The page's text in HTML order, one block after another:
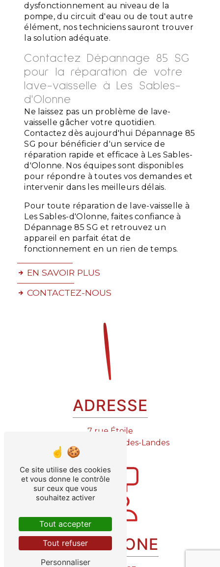
dysfonctionnement au niveau de la
pompe, du circuit d'eau ou de tout autre
élément, nos techniciens sauront trouver
la solution adéquate.
Contactez Dépannage 85 SG
pour la réparation de votre
lave-vaisselle à Les Sables-
d'Olonne
Ne laissez pas un problème de lave-
vaisselle gâcher votre quotidien.
Contactez dès aujourd'hui Dépannage 85
SG pour bénéficier d'un service de
réparation rapide et efficace à Les Sables-
d'Olonne. Nos équipes sont disponibles
pour répondre à toutes vos demandes et
intervenir dans les meilleurs délais.
Pour toute réparation de lave-vaisselle à
Les Sables-d'Olonne, faites confiance à
Dépannage 85 SG et retrouvez un
appareil en parfait état de
fonctionnement en un rien de temps.
EN SAVOIR PLUS
CONTACTEZ-NOUS
ADRESSE
7 rue Étoile
85150 Saint-Julien-des-Landes
TÉLÉPHONE
Ce site utilise des cookies
et vous donne le contrôle
sur ceux que vous
souhaitez activer
Tout accepter
Tout refuser
Personnaliser